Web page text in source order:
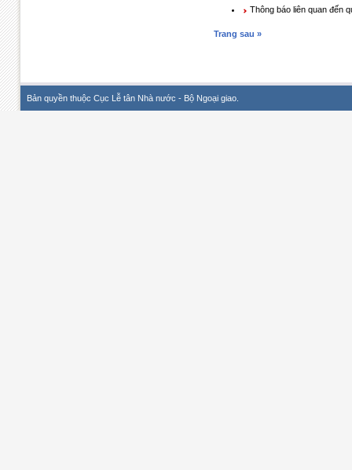
Thông báo liên quan đến
Trang sau »
Bản quyền thuộc Cục Lễ tân Nhà nước - Bộ Ngoại giao.